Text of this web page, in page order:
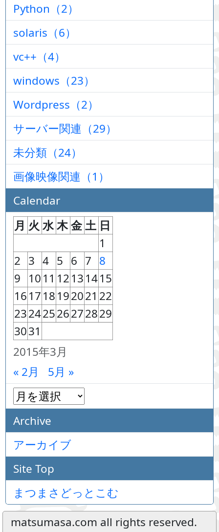
Python（2）
solaris（6）
vc++（4）
windows（23）
Wordpress（2）
サーバー関連（29）
未分類（24）
画像映像関連（1）
Calendar
2015年3月
月 火 水木金 土 日
1
2 3 4 5 6 7 8
9
1011 12131415
161718192021 22
23242526272829
3031
« 2月 5月 »
Archive
アーカイブ
Site Top
まつまさどっとこむ
matsumasa.com all rights reserved.